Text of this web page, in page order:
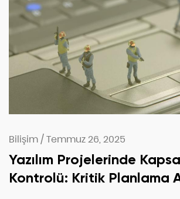
Bilişim/Temmuz 26, 2025
Yazılım Projelerinde
Kontrolü: Kritik Planlama